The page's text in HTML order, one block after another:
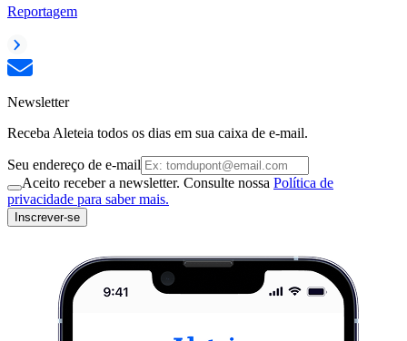
Reportagem
Newsletter
Receba Aleteia todos os dias em sua caixa de e-mail.
Seu endereço de e-mail
Aceito receber a newsletter. Consulte nossa Política de
privacidade para saber mais.
Inscrever-se